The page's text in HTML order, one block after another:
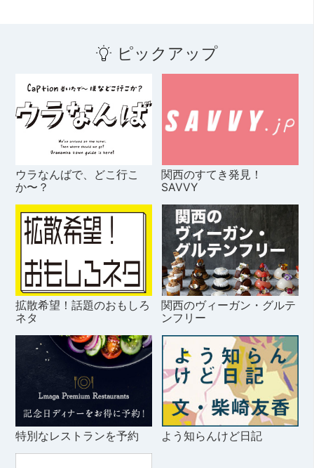
ピックアップ
ウラなんばで、どこ行こ
か〜？
関西のすてき発見！
SAVVY
拡散希望！話題のおもしろ
ネタ
関西のヴィーガン・グルテ
ンフリー
特別なレストランを予約 よう知らんけど日記